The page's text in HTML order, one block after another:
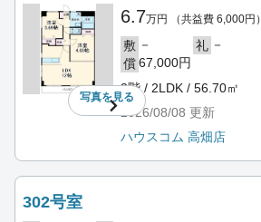
写真を見る
6.7万円 （共益費 6,000円）
敷 － 礼 －
償67,000円
3階 / 2LDK / 56.70㎡
2026/08/08 更新
ハウスコム 高畑店
302号室